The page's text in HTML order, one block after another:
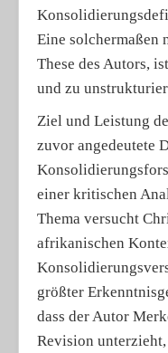
Eine solchermaßen
These des Autors,
und zu
Ziel und Leistung
zuvor angedeutete
einer kritischen
Thema versucht
afrikanischen
größter
dass der Autor
Revision